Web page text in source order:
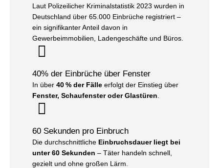
Laut Polizeilicher Kriminalstatistik 2023 wurden in
Deutschland über 65.000 Einbrüche registriert –
ein signifikanter Anteil davon in
Gewerbeimmobilien, Ladengeschäfte und Büros.
40% der Einbrüche über Fenster
In über40 % der Fälle erfolgt der Einstieg über
Fenster, Schaufenster oder Glastüren
60 Sekunden pro Einbruch
Die durchschnittliche Einbruchsdauer liegt bei
unter 60 Sekunden – Täter handeln schnell,
gezielt und ohne großen Lärm.